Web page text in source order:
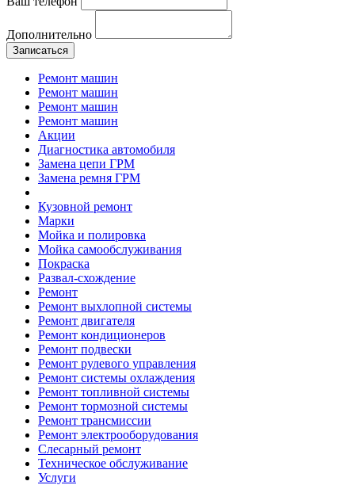
Дополнительно
Записаться
Ремонт машин
Ремонт машин
Ремонт машин
Ремонт машин
Акции
Диагностика автомобиля
Замена цепи ГРМ
Замена ремня ГРМ
Кузовной ремонт
Марки
Мойка и полировка
Мойка самообслуживания
Покраска
Развал-схождение
Ремонт
Ремонт выхлопной системы
Ремонт двигателя
Ремонт кондиционеров
Ремонт подвески
Ремонт рулевого управления
Ремонт системы охлаждения
Ремонт топливной системы
Ремонт тормозной системы
Ремонт трансмиссии
Ремонт электрооборудования
Слесарный ремонт
Техническое обслуживание
Услуги